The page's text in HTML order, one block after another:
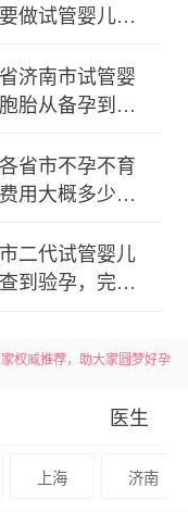
权威推荐，助大家圆梦好孕
做试管婴儿
济南市试管婴
胎从备孕到分
省市不孕不育
用大概多少？
二代试管婴儿
到验孕，完整
医生
上海 济南